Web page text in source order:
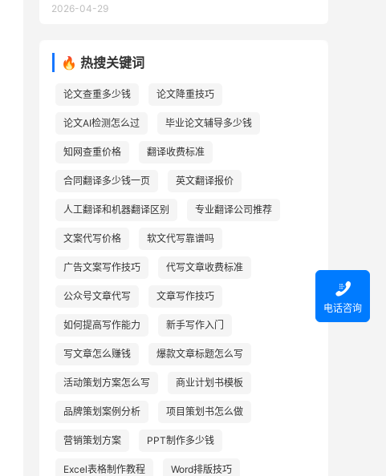
2026-04-29
🔥 热搜关键词
论文查重多少钱 论文降重技巧
论文AI检测怎么过 毕业论文辅导多少钱
知网查重价格 翻译收费标准
合同翻译多少钱一页 英文翻译报价
人工翻译和机器翻译区别 专业翻译公司推荐
文案代写价格 软文代写靠谱吗
广告文案写作技巧 代写文章收费标准
公众号文章代写 文章写作技巧
如何提高写作能力 新手写作入门
写文章怎么赚钱 爆款文章标题怎么写
活动策划方案怎么写 商业计划书模板
品牌策划案例分析 项目策划书怎么做
营销策划方案 PPT制作多少钱
Excel表格制作教程 Word排版技巧

电话咨询